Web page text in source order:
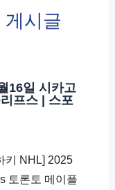
시글
16일 시카고
프스 | 스포
키 NHL] 2025
토론토 메이플